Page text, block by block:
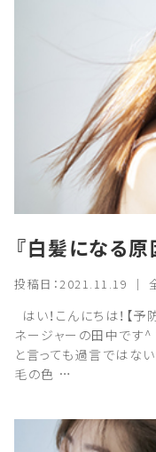
『白髪になる原
投稿日：2021.11.19 ｜
はい！こんにちは！【
ネージャーの田中です
と言っても過言ではな
毛の色 …